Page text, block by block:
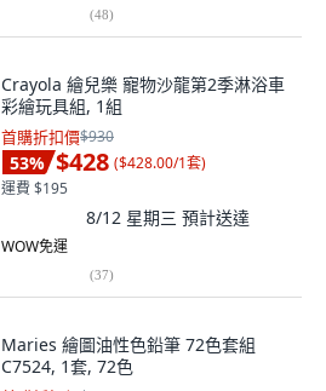
(48)
Crayola 繪兒樂 寵物沙龍第2季淋浴車
彩繪玩具組, 1組
首購折扣價$930
53% $428 ($428.00/1套)
運費 $195
8/12 星期三 預計送達
WOW免運
(37)
Maries 繪圖油性色鉛筆 72色套組
C7524, 1套, 72色